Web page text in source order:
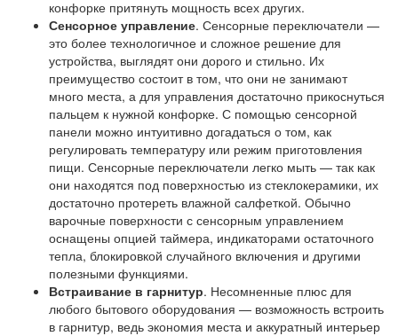
конфорке притянуть мощность всех других.
Сенсорное управление. Сенсорные переключатели —
это более технологичное и сложное решение для
устройства, выглядят они дорого и стильно. Их
преимущество состоит в том, что они не занимают
много места, а для управления достаточно прикоснуться
пальцем к нужной конфорке. С помощью сенсорной
панели можно интуитивно догадаться о том, как
регулировать температуру или режим приготовления
пищи. Сенсорные переключатели легко мыть — так как
они находятся под поверхностью из стеклокерамики, их
достаточно протереть влажной салфеткой. Обычно
варочные поверхности с сенсорным управлением
оснащены опцией таймера, индикаторами остаточного
тепла, блокировкой случайного включения и другими
полезными функциями.
Встраивание в гарнитур. Несомненные плюс для
любого бытового оборудования — возможность встроить
в гарнитур, ведь экономия места и аккуратный интерьер